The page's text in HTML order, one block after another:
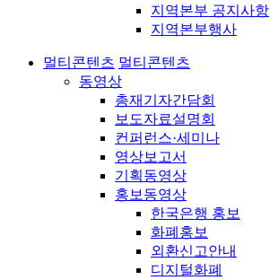
지역본부 공지사항
지역본부행사
멀티콘텐츠 멀티콘텐츠
동영상
총재기자간담회
보도자료설명회
컨퍼런스·세미나
영상보고서
기획동영상
홍보동영상
한국은행 홍보
화폐홍보
외환신고안내
디지털화폐